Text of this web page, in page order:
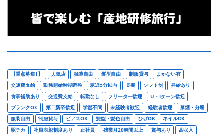
【重点募集1】 人気店 服装自由 髪型自由 制服貸与
まかない有
交通費支給
勤務開始時期調整 駅近5分以内 長期 シフト制
昇給あり
食事補助あり
交通費支給 転勤なし フリーター歓迎
U・Iターン歓迎
ブランクOK
第二新卒歓迎 学歴不問 未経験者歓迎 経験者歓迎
禁煙・分煙
服装自由
制服貸与 ピアスOK 髪型・髪色自由 ひげOK
ネイルOK
駅チカ
社員表彰制度あり 正社員 残業月20時間以上 賞与あり
高収入